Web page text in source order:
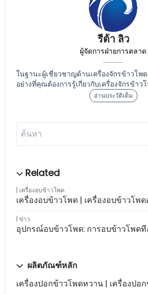
รีต้า ลิว
ผู้จัดการฝ่ายการตลาด
ในฐานะผู้เชี่ยวชาญด้านเครื่องจักรข้าวโพ
อย่างที่คุณต้องการรู้เกี่ยวกับเครื่องจักรข้าว
อ่านประวัติเต็ม
เครื่องอบข้าวโพด
เครื่องอบข้าวโพด | เครื่องอบข้าวโพ
ข่าว
อุปกรณ์อบข้าวโพด: การอบข้าวโพด
ผลิตภัณฑ์หลัก
เครื่องปอกข้าวโพดหวาน | เครื่องปอ